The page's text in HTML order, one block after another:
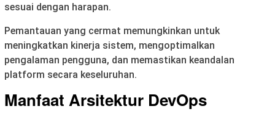
sesuai dengan harapan.
Pemantauan yang cermat memungkinkan untuk
meningkatkan kinerja sistem, mengoptimalkan
pengalaman pengguna, dan memastikan keandalan
platform secara keseluruhan.
Manfaat Arsitektur DevOps